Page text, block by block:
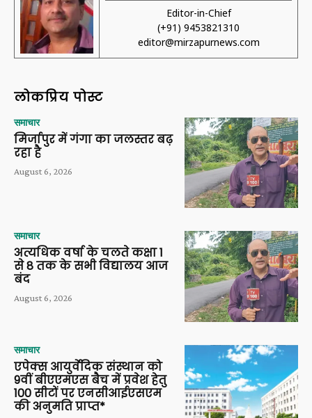
Editor-in-Chief
(+91) 9453821310
editor@mirzapurnews.com
लोकप्रिय पोस्ट
समाचार
मिर्जापुर में गंगा का जलस्तर बढ़
रहा है
August 6, 2026
समाचार
अत्यधिक वर्षा के चलते कक्षा 1
से 8 तक के सभी विद्यालय आज
बंद
August 6, 2026
समाचार
एपेक्स आयुर्वेदिक संस्थान को
9वीं बीएएमएस बैच में प्रवेश हेतु
100 सीटों पर एनसीआईएसएम
की अनुमति प्राप्त*